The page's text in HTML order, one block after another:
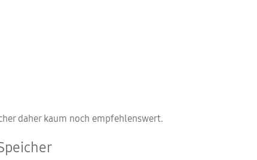
daher kaum noch empfehlenswert.